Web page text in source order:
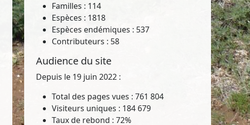
Familles : 114
Espèces : 1818
Espèces endémiques : 537
Contributeurs : 58
Audience du site
Depuis le 19 juin 2022 :
Total des pages vues : 761 804
Visiteurs uniques : 184 679
Taux de rebond : 72%